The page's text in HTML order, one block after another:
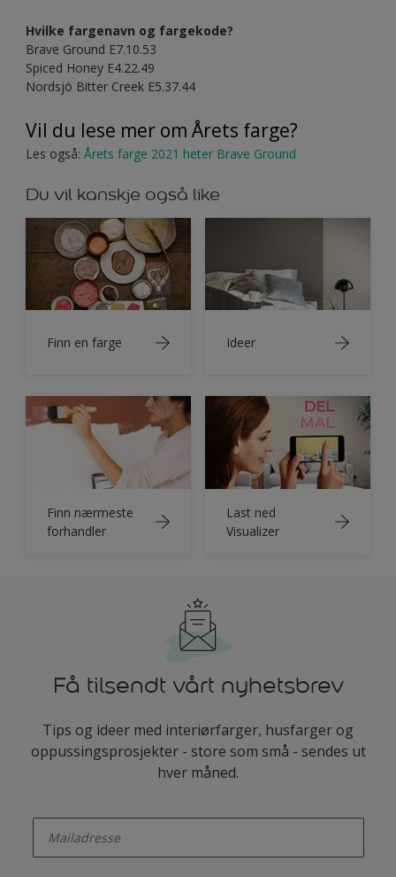
Hvilke fargenavn og fargekode?
Brave Ground E7.10.53
Spiced Honey E4.22.49
Nordsjö Bitter Creek E5.37.44
Vil du lese mer om Årets farge?
Les også: Årets farge 2021 heter Brave Ground
Du vil kanskje også like
Finn en farge Ideer
Finn nærmeste
forhandler
Last ned
Visualizer
Få tilsendt vårt nyhetsbrev
Tips og ideer med interiørfarger, husfarger og
oppussingsprosjekter - store som små - sendes ut
hver måned.